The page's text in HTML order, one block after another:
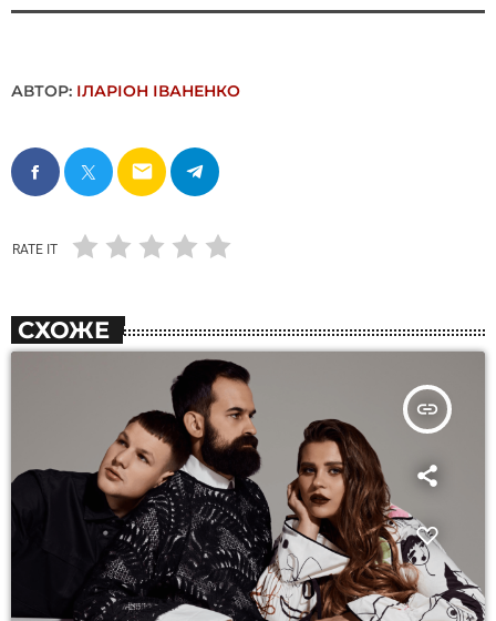
АВТОР: ІЛАРІОН ІВАНЕНКО
email
RATE IT
СХОЖЕ
insert_link